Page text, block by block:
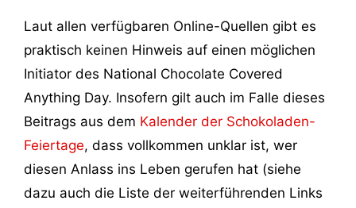
Laut allen verfügbaren Online-Quellen gibt es
praktisch keinen Hinweis auf einen möglichen
Initiator des National Chocolate Covered
Anything Day. Insofern gilt auch im Falle dieses
Beitrags aus dem Kalender der Schokoladen-
Feiertage, dass vollkommen unklar ist, wer
diesen Anlass ins Leben gerufen hat (siehe
dazu auch die Liste der weiterführenden Links